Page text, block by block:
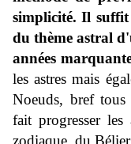
simplicité. Il
du thème astral
années
les astres mais
Noeuds, bref tous
fait progresser les
zodiaque, du